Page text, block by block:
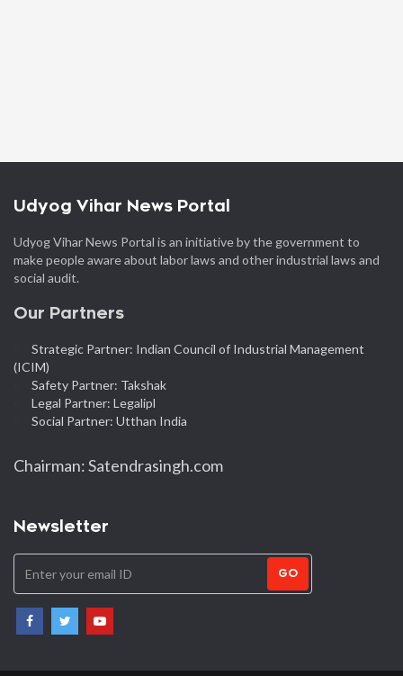
Udyog Vihar News Portal
Udyog Vihar News Portal is an initiative by the government to
make people aware about labor laws and other industrial laws and
social audit.
Our Partners
Strategic Partner: Indian Council of Industrial Management
(ICIM)
Safety Partner: Takshak
Legal Partner: Legalipl
Social Partner: Utthan India
Chairman: Satendrasingh.com
Newsletter
GO